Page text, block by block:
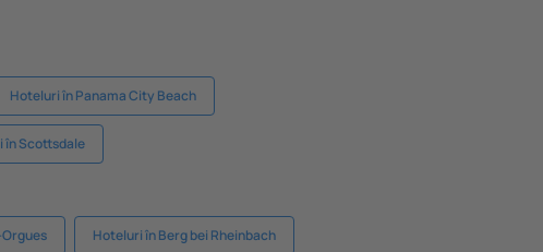
Hoteluri în Panama City Beach
în Scottsdale
Hoteluri în Berg bei Rheinbach